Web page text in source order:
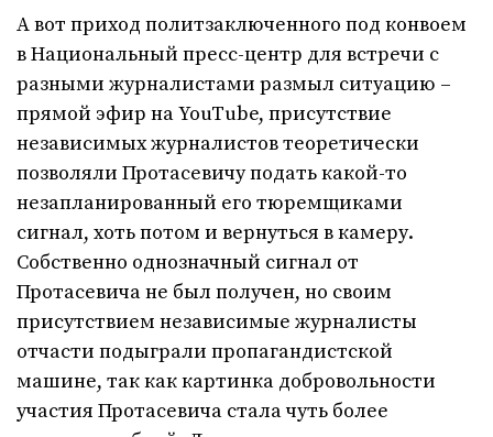
А вот приход политзаключенного под конвоем
в Национальный пресс-центр для встречи с
разными журналистами размыл ситуацию –
прямой эфир на YouTube, присутствие
независимых журналистов теоретически
позволяли Протасевичу подать какой-то
незапланированный его тюремщиками
сигнал, хоть потом и вернуться в камеру.
Собственно однозначный сигнал от
Протасевича не был получен, но своим
присутствием независимые журналисты
отчасти подыграли пропагандистской
машине, так как картинка добровольности
участия Протасевича стала чуть более